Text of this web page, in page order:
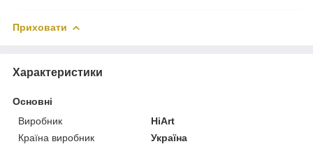
Приховати
Характеристики
Основні
Виробник
HiArt
Країна виробник
Україна